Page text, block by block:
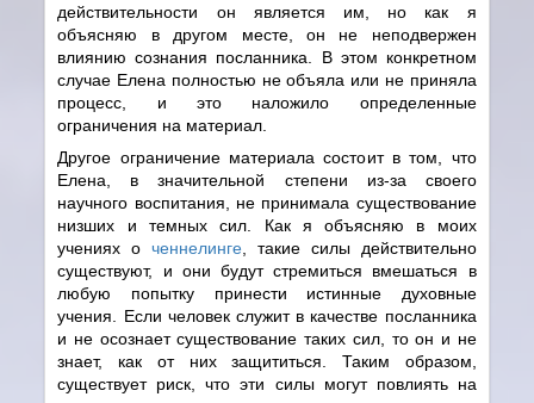
действительности он является им, но как я
объясняю в другом месте, он не неподвержен
влиянию сознания посланника. В этом конкретном
случае Елена полностью не объяла или не приняла
процесс, и это наложило определенные
ограничения на материал.
Другое ограничение материала состоит в том, что
Елена, в значительной степени из-за своего
научного воспитания, не принимала существование
низших и темных сил. Как я объясняю в моих
учениях оченнелинге , такие силы действительно
существуют, и они будут стремиться вмешаться в
любую попытку принести истинные духовные
учения. Если человек служит в качестве посланника
и не осознает существование таких сил, то он и не
знает, как от них защититься. Таким образом,
существует риск, что эти силы могут повлиять на